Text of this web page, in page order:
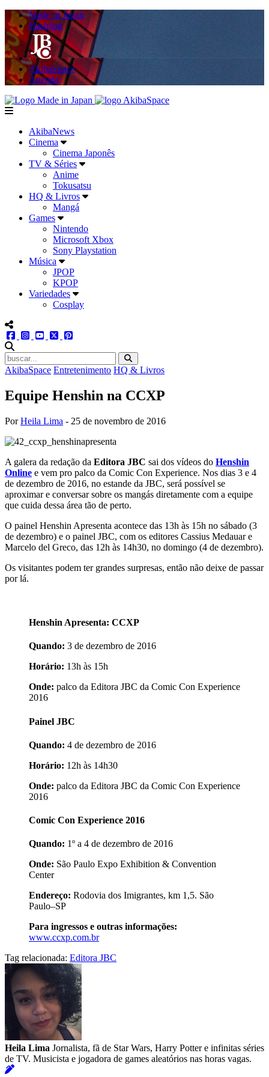
Made in Japan
Hashitag
AkibaSpace
Agenda
Powered By Made in Japan
AkibaSpace
menu
AkibaNews
Cinema
Cinema Japonês
TV & Séries
Anime
Tokusatsu
HQ & Livros
Mangá
Games
Nintendo
Microsoft Xbox
Sony Playstation
Música
JPOP
KPOP
Variedades
Cosplay
menu redes social
facebookinstagram
youtube
twitter
AkibaSpace Entretenimento HQ & Livros
Equipe Henshin na CCXP
PorHeila Lima - 25 de novembro de 2016
A galera da redação da Editora JBC sai dos vídeos do Henshin
Online e vem pro palco da Comic Con Experience. Nos dias 3 e 4
de dezembro de 2016, no estande da JBC, será possível se
aproximar e conversar sobre os mangás diretamente com a equipe
que cuida dessa área tão de perto.
O painel Henshin Apresenta acontece das 13h às 15h no sábado (3
de dezembro) e o painel JBC, com os editores Cassius Medauar e
Marcelo del Greco, das 12h às 14h30, no domingo (4 de dezembro).
Os visitantes podem ter grandes surpresas, então não deixe de passar
por lá.
Henshin Apresenta: CCXP
Quando: 3 de dezembro de 2016
Horário: 13h às 15h
Onde: palco da Editora JBC da Comic Con Experience
2016
Painel JBC
Quando: 4 de dezembro de 2016
Horário: 12h às 14h30
Onde: palco da Editora JBC da Comic Con Experience
2016
Comic Con Experience 2016
Quando: 1º a 4 de dezembro de 2016
Onde: São Paulo Expo Exhibition & Convention
Center
Endereço: Rodovia dos Imigrantes, km 1,5. São
Paulo–SP
Para ingressos e outras informações:
www.ccxp.com.br
Tag relacionada: Editora JBC
Heila Lima Jornalista, fã de Star Wars, Harry Potter e infinitas séries
de TV. Musicista e jogadora de games aleatórios nas horas vagas.